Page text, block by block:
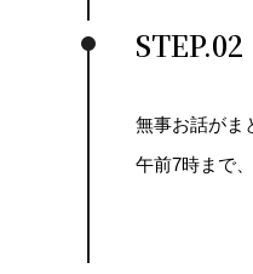
STEP.02
無事お話がま
午前7時まで